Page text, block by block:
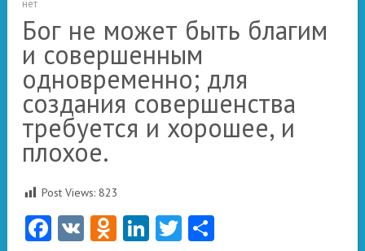
нет
Бог не может быть благим
и совершенным
одновременно; для
создания совершенства
требуется и хорошее, и
плохое.
Post Views: 823
Facebook
VK Odnoklassniki
LinkedIn
Twitter